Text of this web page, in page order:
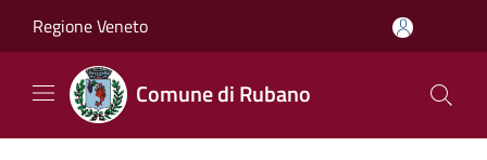
Regione Veneto
Comune di Rubano